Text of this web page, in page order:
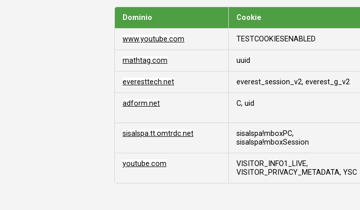
Dominio Cookie
www.youtube.com TESTCOOKIESENABLED
mathtag.com uuid
everesttech.net everest_session_v2, everest_g_v2
adform.net C, uid
sisalspa.tt.omtrdc.net
sisalspa!mboxPC,
sisalspa!mboxSession
youtube.com
VISITOR_INFO1_LIVE,
VISITOR_PRIVACY_METADATA, YSC